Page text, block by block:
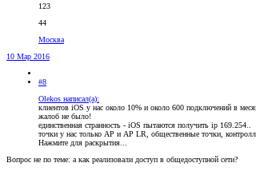
123
44
Москва
10 Мар 2016
#8
Olekos написал(а):
клиентов iOS у нас около 10% и около 600 подключений в
жалоб не было!
единственная странность - iOS пытаются получить ip 169.254..
точки у нас только AP и AP LR, общественные точки,
Нажмите для раскрытия...
Вопрос не по теме: а как реализовали доступ в общедоступной сети?